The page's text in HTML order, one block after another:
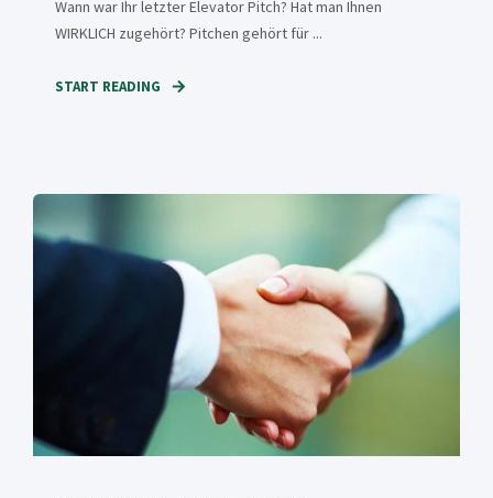
Wann war Ihr letzter Elevator Pitch? Hat man Ihnen
WIRKLICH zugehört? Pitchen gehört für ...
START READING